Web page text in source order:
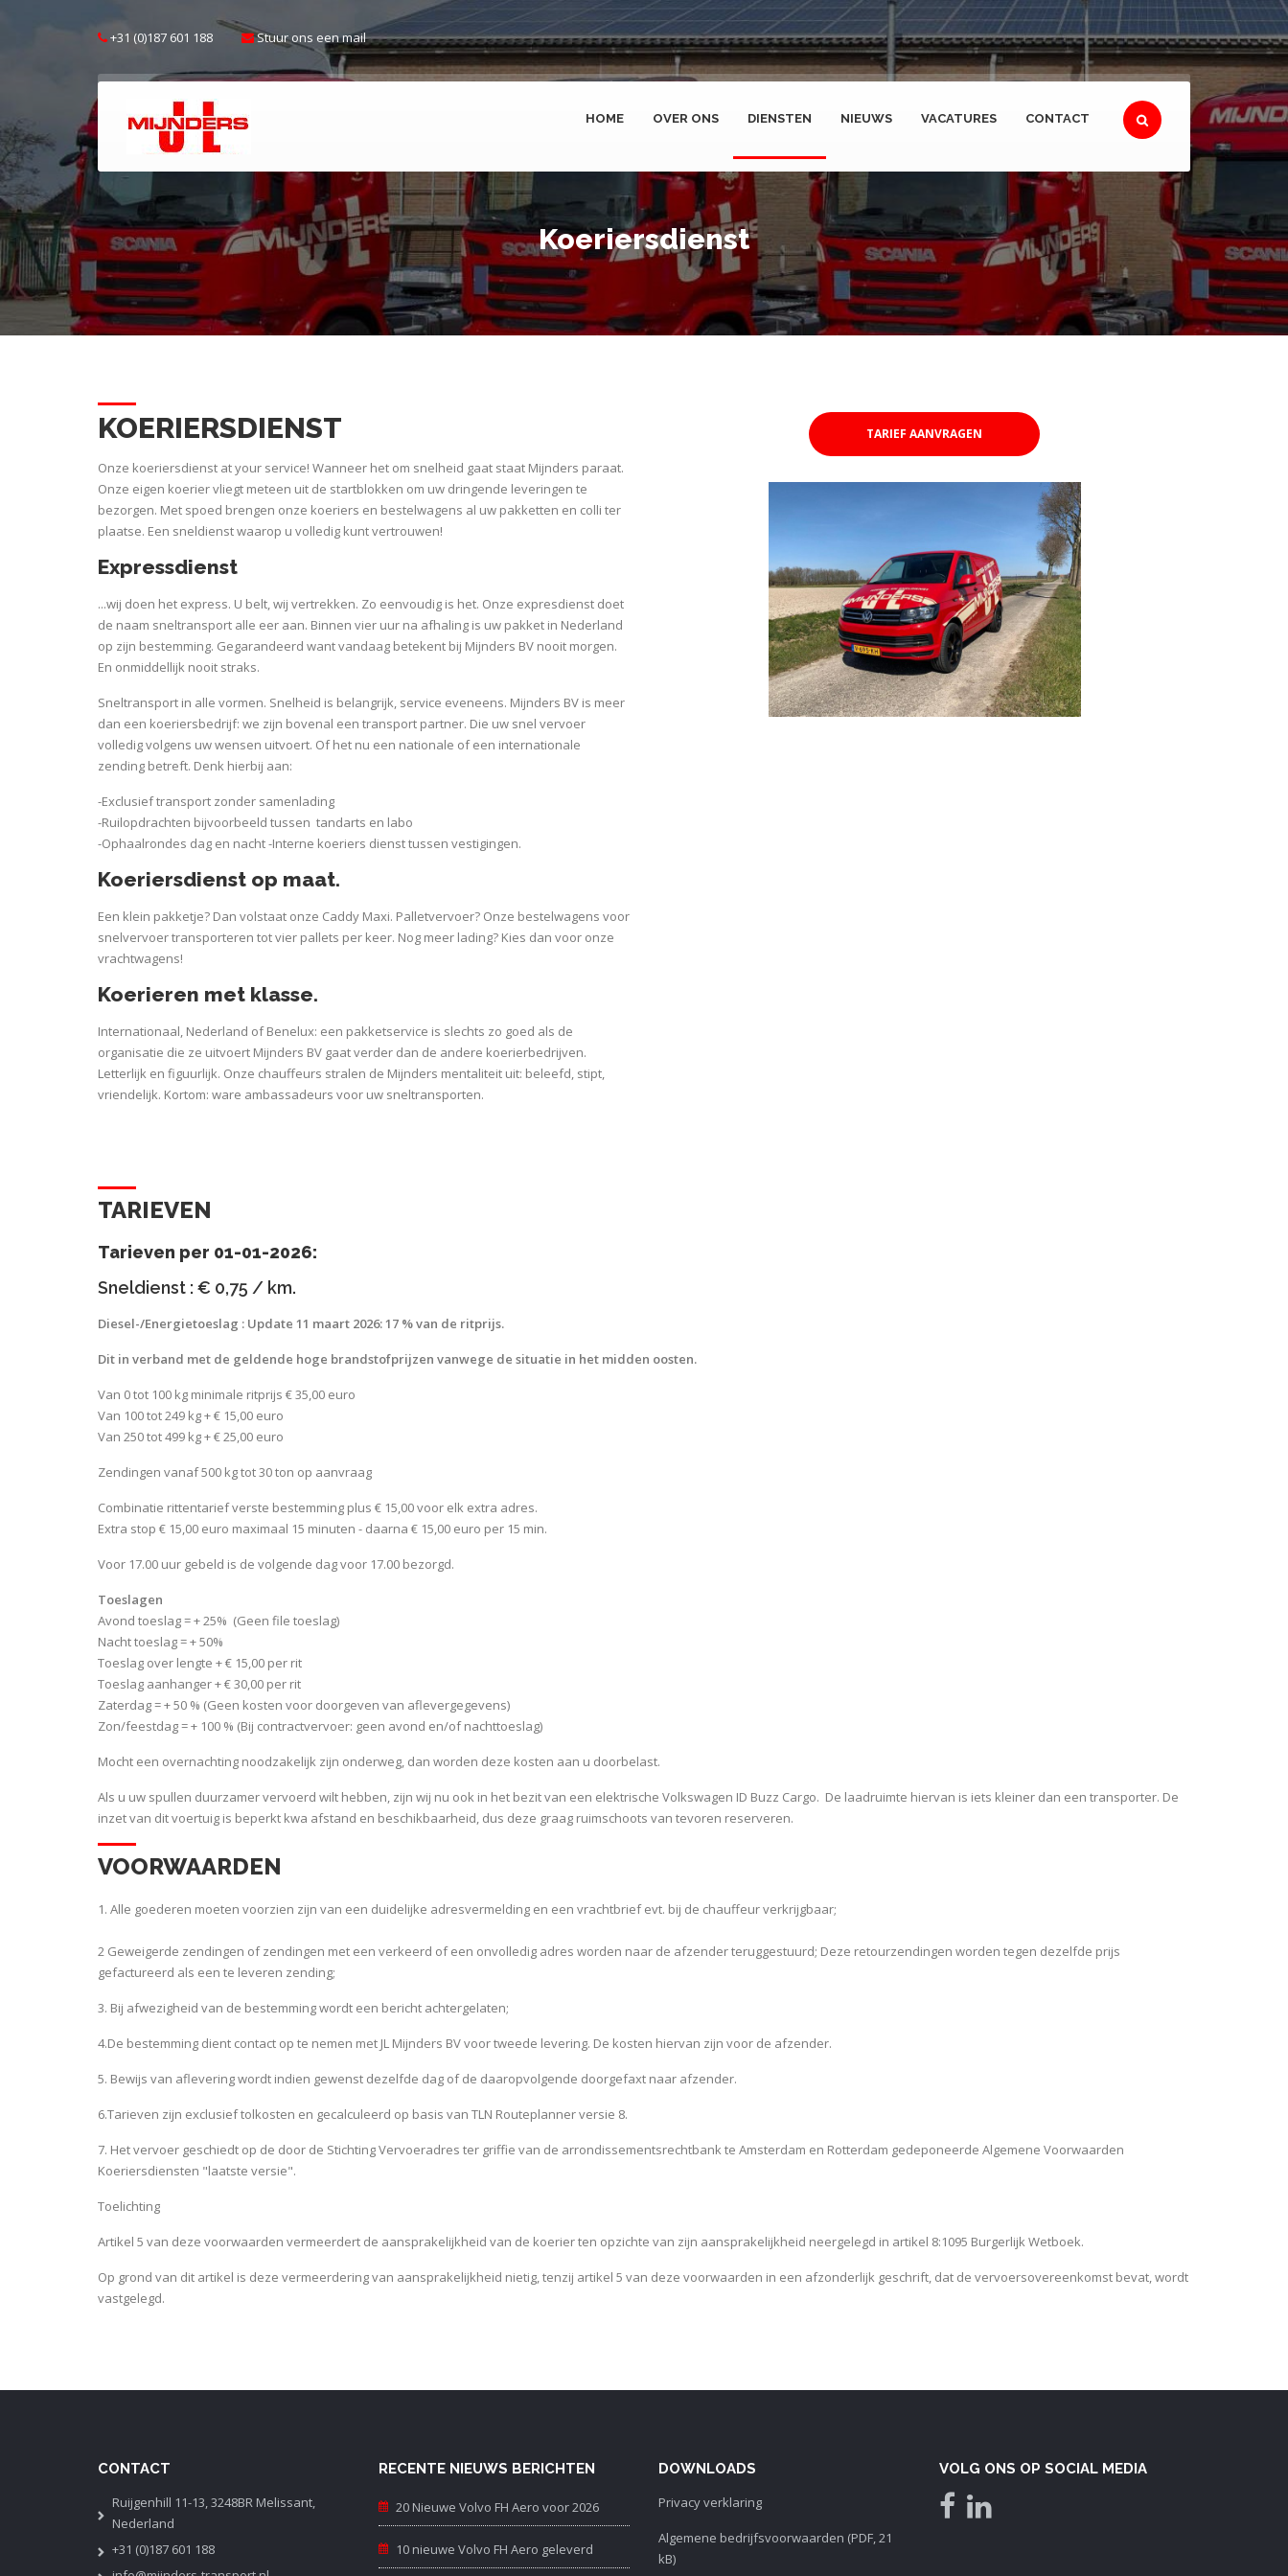
+31 (0)187 601 188 Stuur ons een mail
HOME OVER ONS DIENSTEN NIEUWS VACATURES CONTACT
Koeriersdienst
KOERIERSDIENST
Onze koeriersdienst at your service! Wanneer het om snelheid gaat staat Mijnders paraat.
Onze eigen koerier vliegt meteen uit de startblokken om uw dringende leveringen te
bezorgen. Met spoed brengen onze koeriers en bestelwagens al uw pakketten en colli ter
plaatse. Een sneldienst waarop u volledig kunt vertrouwen!
Expressdienst
...wij doen het express. U belt, wij vertrekken. Zo eenvoudig is het. Onze expresdienst doet
de naam sneltransport alle eer aan. Binnen vier uur na afhaling is uw pakket in Nederland
op zijn bestemming. Gegarandeerd want vandaag betekent bij Mijnders BV nooit morgen.
En onmiddellijk nooit straks.
Sneltransport in alle vormen. Snelheid is belangrijk, service eveneens. Mijnders BV is meer
dan een koeriersbedrijf: we zijn bovenal een transport partner. Die uw snel vervoer
volledig volgens uw wensen uitvoert. Of het nu een nationale of een internationale
zending betreft. Denk hierbij aan:
-Exclusief transport zonder samenlading
-Ruilopdrachten bijvoorbeeld tussen tandarts en labo
-Ophaalrondes dag en nacht -Interne koeriers dienst tussen vestigingen.
Koeriersdienst op maat.
Een klein pakketje? Dan volstaat onze Caddy Maxi. Palletvervoer? Onze bestelwagens voor
snelvervoer transporteren tot vier pallets per keer. Nog meer lading? Kies dan voor onze
vrachtwagens!
Koerieren met klasse.
Internationaal, Nederland of Benelux: een pakketservice is slechts zo goed als de
organisatie die ze uitvoert Mijnders BV gaat verder dan de andere koerierbedrijven.
Letterlijk en figuurlijk. Onze chauffeurs stralen de Mijnders mentaliteit uit: beleefd, stipt,
vriendelijk. Kortom: ware ambassadeurs voor uw sneltransporten.
TARIEF AANVRAGEN
TARIEVEN
Tarieven per 01-01-2026:
Sneldienst : € 0,75 / km.
Diesel-/Energietoeslag : Update 11 maart 2026: 17 % van de ritprijs.
Dit in verband met de geldende hoge brandstofprijzen vanwege de situatie in het midden oosten.
Van 0 tot 100 kg minimale ritprijs € 35,00 euro
Van 100 tot 249 kg + € 15,00 euro
Van 250 tot 499 kg + € 25,00 euro
Zendingen vanaf 500 kg tot 30 ton op aanvraag
Combinatie rittentarief verste bestemming plus € 15,00 voor elk extra adres.
Extra stop € 15,00 euro maximaal 15 minuten - daarna € 15,00 euro per 15 min.
Voor 17.00 uur gebeld is de volgende dag voor 17.00 bezorgd.
Toeslagen
Avond toeslag = + 25% (Geen file toeslag)
Nacht toeslag = + 50%
Toeslag over lengte + € 15,00 per rit
Toeslag aanhanger + € 30,00 per rit
Zaterdag = + 50 % (Geen kosten voor doorgeven van aflevergegevens)
Zon/feestdag = + 100 % (Bij contractvervoer: geen avond en/of nachttoeslag)
Mocht een overnachting noodzakelijk zijn onderweg, dan worden deze kosten aan u doorbelast.
Als u uw spullen duurzamer vervoerd wilt hebben, zijn wij nu ook in het bezit van een elektrische Volkswagen ID Buzz Cargo. De laadruimte hiervan is iets kleiner dan een transporter. De
inzet van dit voertuig is beperkt kwa afstand en beschikbaarheid, dus deze graag ruimschoots van tevoren reserveren.
VOORWAARDEN
1. Alle goederen moeten voorzien zijn van een duidelijke adresvermelding en een vrachtbrief evt. bij de chauffeur verkrijgbaar;
2 Geweigerde zendingen of zendingen met een verkeerd of een onvolledig adres worden naar de afzender teruggestuurd; Deze retourzendingen worden tegen dezelfde prijs
gefactureerd als een te leveren zending;
3. Bij afwezigheid van de bestemming wordt een bericht achtergelaten;
4.De bestemming dient contact op te nemen met JL Mijnders BV voor tweede levering. De kosten hiervan zijn voor de afzender.
5. Bewijs van aflevering wordt indien gewenst dezelfde dag of de daaropvolgende doorgefaxt naar afzender.
6.Tarieven zijn exclusief tolkosten en gecalculeerd op basis van TLN Routeplanner versie 8.
7. Het vervoer geschiedt op de door de Stichting Vervoeradres ter griffie van de arrondissementsrechtbank te Amsterdam en Rotterdam gedeponeerde Algemene Voorwaarden
Koeriersdiensten "laatste versie".
Toelichting
Artikel 5 van deze voorwaarden vermeerdert de aansprakelijkheid van de koerier ten opzichte van zijn aansprakelijkheid neergelegd in artikel 8:1095 Burgerlijk Wetboek.
Op grond van dit artikel is deze vermeerdering van aansprakelijkheid nietig, tenzij artikel 5 van deze voorwaarden in een afzonderlijk geschrift, dat de vervoersovereenkomst bevat, wordt
vastgelegd.
CONTACT
Ruijgenhill 11-13, 3248BR Melissant,
Nederland
+31 (0)187 601 188
RECENTE NIEUWS BERICHTEN
20 Nieuwe Volvo FH Aero voor 2026
10 nieuwe Volvo FH Aero geleverd
DOWNLOADS
Privacy verklaring
Algemene bedrijfsvoorwaarden (PDF, 21
kB)
VOLG ONS OP SOCIAL MEDIA